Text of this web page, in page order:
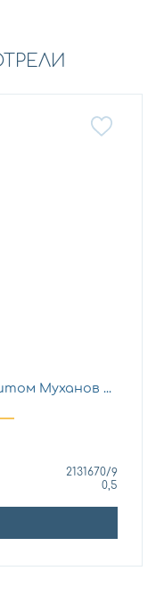
Муханов ...
2131670/9
0,5